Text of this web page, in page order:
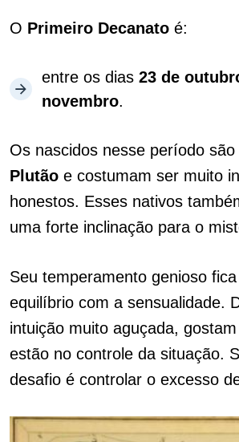
O Primeiro Decanato é:
entre os dias 23 de
novembro.
Os nascidos nesse período
Plutão e costumam ser muito
honestos. Esses nativos
uma forte inclinação para o
Seu temperamento genioso
equilíbrio com a sensualidade.
intuição muito aguçada,
estão no controle da situação.
desafio é controlar o excesso